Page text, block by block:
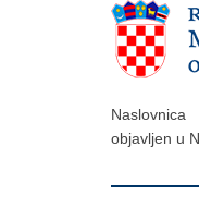
Naslovnica
objavljen u